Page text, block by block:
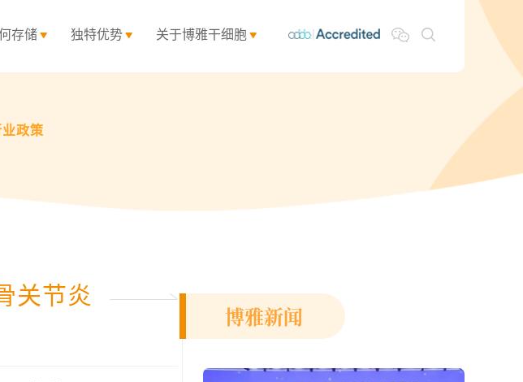
存储 独特优势 关于博雅干细胞
政策
关节炎
博雅新闻